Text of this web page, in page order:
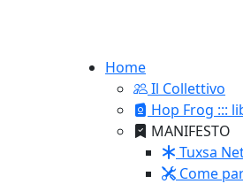
Home
Il Collettivo
Hop Frog :::
MANIFESTO
Tuxsa
Come